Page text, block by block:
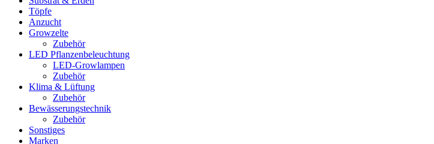
Töpfe
Anzucht
Growzelte
Zubehör
LED Pflanzenbeleuchtung
LED-Growlampen
Zubehör
Klima & Lüftung
Zubehör
Bewässerungstechnik
Zubehör
Sonstiges
Marken